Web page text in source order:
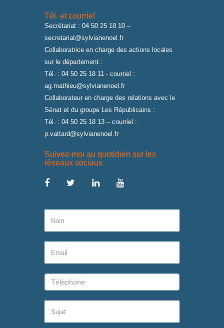
Tél. et courriel
Secrétariat : 04 50 25 18 10 –
secretariat@sylvianenoel.fr
Collaboratrice en charge des actions locales
sur le département :
Tél. : 04 50 25 18 11 - courriel :
ag.mathieu@sylvianenoel.fr
Collaborateur en charge des relations avec le
Sénat et du groupe Les Républicains :
Tél. : 04 50 25 18 13 – courriel :
p.vattard@sylvianenoel.fr
Suivez-moi au quotidien sur les
réseaux sociaux